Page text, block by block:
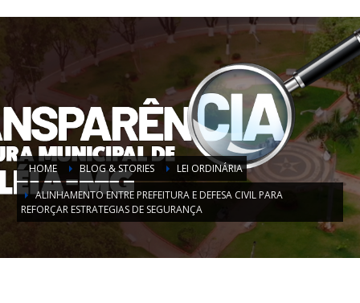
HOME BLOG & STORIES
LEI ORDINÁRIA
ALINHAMENTO ENTRE PREFEITURA E DEFESA CIVIL PARA
REFORÇAR ESTRATEGIAS DE SEGURANÇA